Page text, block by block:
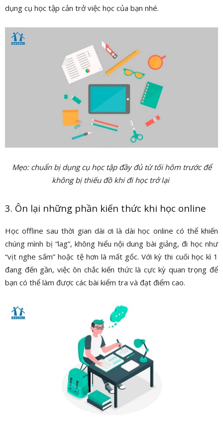
dụng cụ học tập cản trở việc học của bạn nhé.
Mẹo: chuẩn bị dụng cụ học tập đầy đủ từ tối hôm trước để
không bị thiếu đồ khi đi học trở lại
3. Ôn lại những phần kiến thức khi học online
Học offline sau thời gian dài ơi là dài học online có thể khiến
chúng mình bị “lag”, không hiểu nội dung bài giảng, đi học như
“vịt nghe sấm” hoặc tệ hơn là mất gốc. Với kỳ thi cuối học kì 1
đang đến gần, việc ôn chắc kiến thức là cực kỳ quan trọng để
bạn có thể làm được các bài kiểm tra và đạt điểm cao.